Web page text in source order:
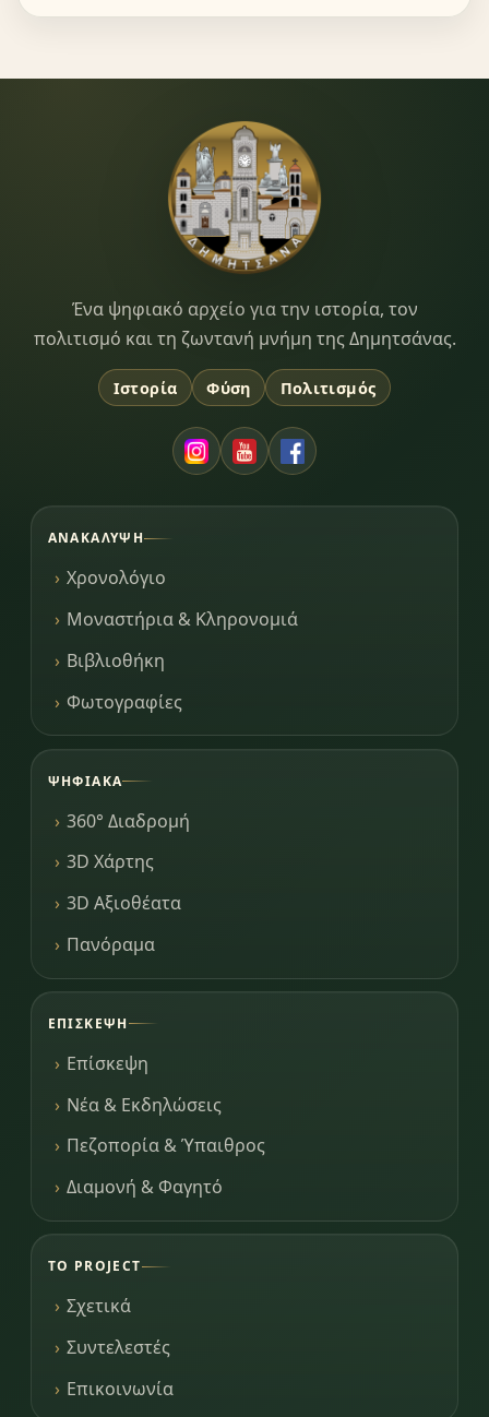
Dimitsana.gr
Ένα ψηφιακό αρχείο για την ιστορία, τον
πολιτισμό και τη ζωντανή μνήμη της Δημητσάνας.
Ιστορία Φύση Πολιτισμός
ΑΝΑΚΆΛΥΨΗ
Χρονολόγιο
Μοναστήρια & Κληρονομιά
Βιβλιοθήκη
Φωτογραφίες
ΨΗΦΙΑΚΆ
360° Διαδρομή
3D Χάρτης
3D Αξιοθέατα
Πανόραμα
ΕΠΊΣΚΕΨΗ
Επίσκεψη
Νέα & Εκδηλώσεις
Πεζοπορία & Ύπαιθρος
Διαμονή & Φαγητό
ΤΟ PROJECT
Σχετικά
Συντελεστές
Επικοινωνία